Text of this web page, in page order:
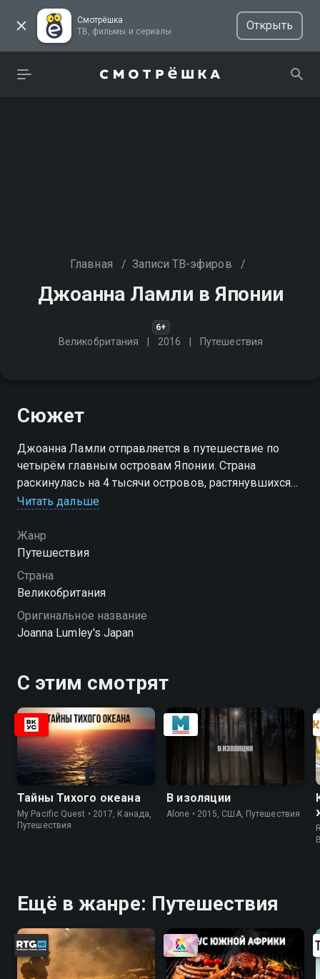
Смотрёшка
ТВ, фильмы и сериалы
Открыть
Главная / Записи ТВ-эфиров /
Джоанна Ламли в Японии
6+
Великобритания 2016 Путешествия
Сюжет
Джоанна Ламли отправляется в путешествие по
четырём главным островам Японии. Страна
раскинулась на 4 тысячи островов, растянувшихся
на три тысячи километров от покрытого льдами
Читать дальше
Жанр
Путешествия
Страна
Великобритания
Оригинальное название
Joanna Lumley's Japan
С этим смотрят
Тайны Тихого океана
My Pacific Quest • 2017, Канада,
Путешествия
В изоляции
Alone • 2015, США, Путешествия
Ещё в жанре: Путешествия